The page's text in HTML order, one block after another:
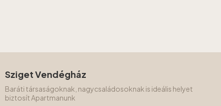
Sziget Vendégház
Baráti társaságoknak, nagycsaládosoknak is ideális helyet
biztosít Apartmanunk